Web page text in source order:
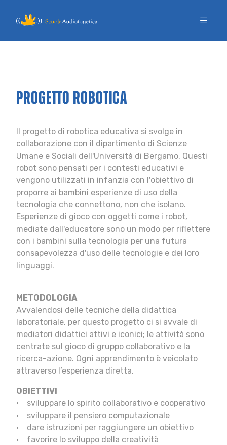
PROGETTO ROBOTICA
Il progetto di robotica educativa si svolge in
collaborazione con il dipartimento di Scienze
Umane e Sociali dell'Università di Bergamo. Questi
robot sono pensati per i contesti educativi e
vengono utilizzati in infanzia con l'obiettivo di
proporre ai bambini esperienze di uso della
tecnologia che connettono, non che isolano.
Esperienze di gioco con oggetti come i robot,
mediate dall'educatore sono un modo per riflettere
con i bambini sulla tecnologia per una futura
consapevolezza d'uso delle tecnologie e dei loro
linguaggi.
METODOLOGIA
Avvalendosi delle tecniche della didattica
laboratoriale, per questo progetto ci si avvale di
mediatori didattici attivi e iconici; le attività sono
centrate sul gioco di gruppo collaborativo e la
ricerca-azione. Ogni apprendimento è veicolato
attraverso l’esperienza diretta.
OBIETTIVI
• sviluppare lo spirito collaborativo e cooperativo
• sviluppare il pensiero computazionale
• dare istruzioni per raggiungere un obiettivo
• favorire lo sviluppo della creatività